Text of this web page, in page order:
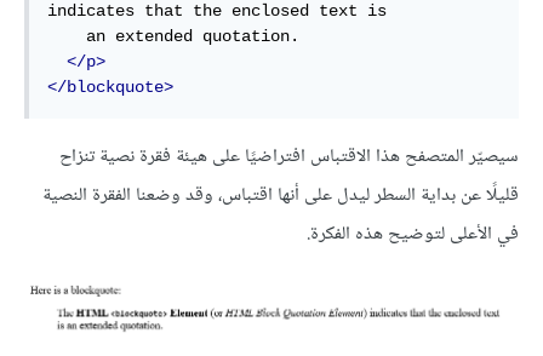
indicates that the enclosed text is
</p>
</blockquote>
سيصيّر المتصفح هذا الاقتباس افتراضيًا على هيئة فقرة نصية تنزاح
قليلًا عن بداية السطر ليدل على أنها اقتباس، وقد وضعنا الفقرة النصية
في الأعلى لتوضيح هذه الفكرة.